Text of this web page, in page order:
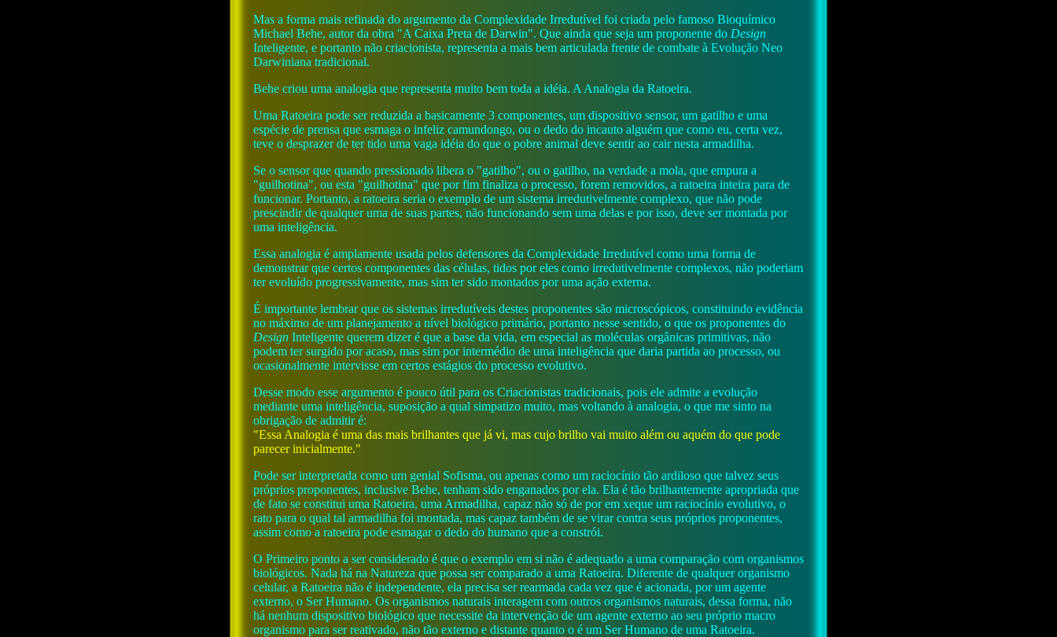
Mas a forma mais refinada do argumento da Complexidade Irredutível foi criada pelo famoso Bioquímico
Michael Behe, autor da obra "A Caixa Preta de Darwin". Que ainda que seja um proponente do Design
Inteligente, e portanto não criacionista, representa a mais bem articulada frente de combate à Evolução Neo
Darwiniana tradicional.
Behe criou uma analogia que representa muito bem toda a idéia. A Analogia da Ratoeira.
Uma Ratoeira pode ser reduzida a basicamente 3 componentes, um dispositivo sensor, um gatilho e uma
espécie de prensa que esmaga o infeliz camundongo, ou o dedo do incauto alguém que como eu, certa vez,
teve o desprazer de ter tido uma vaga idéia do que o pobre animal deve sentir ao cair nesta armadilha.
Se o sensor que quando pressionado libera o "gatilho", ou o gatilho, na verdade a mola, que empura a
"guilhotina", ou esta "guilhotina" que por fim finaliza o processo, forem removidos, a ratoeira inteira para de
funcionar. Portanto, a ratoeira seria o exemplo de um sistema irredutivelmente complexo, que não pode
prescindir de qualquer uma de suas partes, não funcionando sem uma delas e por isso, deve ser montada por
uma inteligência.
Essa analogia é amplamente usada pelos defensores da Complexidade Irredutível como uma forma de
demonstrar que certos componentes das células, tidos por eles como irredutivelmente complexos, não poderiam
ter evoluído progressivamente, mas sim ter sido montados por uma ação externa.
É importante lembrar que os sistemas irredutíveis destes proponentes são microscópicos, constituindo evidência
no máximo de um planejamento a nível biológico primário, portanto nesse sentido, o que os proponentes do
Design Inteligente querem dizer é que a base da vida, em especial as moléculas orgânicas primitivas, não
podem ter surgido por acaso, mas sim por intermédio de uma inteligência que daria partida ao processo, ou
ocasionalmente intervisse em certos estágios do processo evolutivo.
Desse modo esse argumento é pouco útil para os Criacionistas tradicionais, pois ele admite a evolução
mediante uma inteligência, suposição a qual simpatizo muito, mas voltando à analogia, o que me sinto na
obrigação de admitir é:
"Essa Analogia é uma das mais brilhantes que já vi, mas cujo brilho vai muito além ou aquém do que pode
parecer inicialmente."
Pode ser interpretada como um genial Sofisma, ou apenas como um raciocínio tão ardiloso que talvez seus
próprios proponentes, inclusive Behe, tenham sido enganados por ela. Ela é tão brilhantemente apropriada que
de fato se constitui uma Ratoeira, uma Armadilha, capaz não só de por em xeque um raciocínio evolutivo, o
rato para o qual tal armadilha foi montada, mas capaz também de se virar contra seus próprios proponentes,
assim como a ratoeira pode esmagar o dedo do humano que a constrói.
O Primeiro ponto a ser considerado é que o exemplo em si não é adequado a uma comparação com organismos
biológicos. Nada há na Natureza que possa ser comparado a uma Ratoeira. Diferente de qualquer organismo
celular, a Ratoeira não é independente, ela precisa ser rearmada cada vez que é acionada, por um agente
externo, o Ser Humano. Os organismos naturais interagem com outros organismos naturais, dessa forma, não
há nenhum dispositivo biológico que necessite da intervenção de um agente externo ao seu próprio macro
organismo para ser reativado, não tão externo e distante quanto o é um Ser Humano de uma Ratoeira.